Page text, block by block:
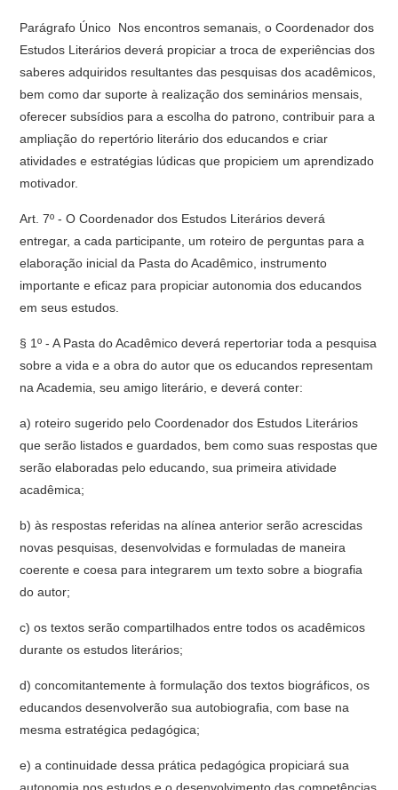
Parágrafo Único  Nos encontros semanais, o Coordenador dos
Estudos Literários deverá propiciar a troca de experiências dos
saberes adquiridos resultantes das pesquisas dos acadêmicos,
bem como dar suporte à realização dos seminários mensais,
oferecer subsídios para a escolha do patrono, contribuir para a
ampliação do repertório literário dos educandos e criar
atividades e estratégias lúdicas que propiciem um aprendizado
motivador.
Art. 7º - O Coordenador dos Estudos Literários deverá
entregar, a cada participante, um roteiro de perguntas para a
elaboração inicial da Pasta do Acadêmico, instrumento
importante e eficaz para propiciar autonomia dos educandos
em seus estudos.
§ 1º - A Pasta do Acadêmico deverá repertoriar toda a pesquisa
sobre a vida e a obra do autor que os educandos representam
na Academia, seu amigo literário, e deverá conter:
a) roteiro sugerido pelo Coordenador dos Estudos Literários
que serão listados e guardados, bem como suas respostas que
serão elaboradas pelo educando, sua primeira atividade
acadêmica;
b) às respostas referidas na alínea anterior serão acrescidas
novas pesquisas, desenvolvidas e formuladas de maneira
coerente e coesa para integrarem um texto sobre a biografia
do autor;
c) os textos serão compartilhados entre todos os acadêmicos
durante os estudos literários;
d) concomitantemente à formulação dos textos biográficos, os
educandos desenvolverão sua autobiografia, com base na
mesma estratégica pedagógica;
e) a continuidade dessa prática pedagógica propiciará sua